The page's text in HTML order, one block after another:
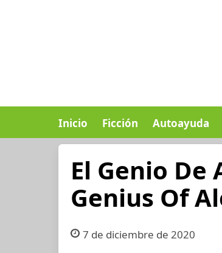
Inicio Ficción Autoayuda
El Genio
Genius Of
7 de diciembre de 2020